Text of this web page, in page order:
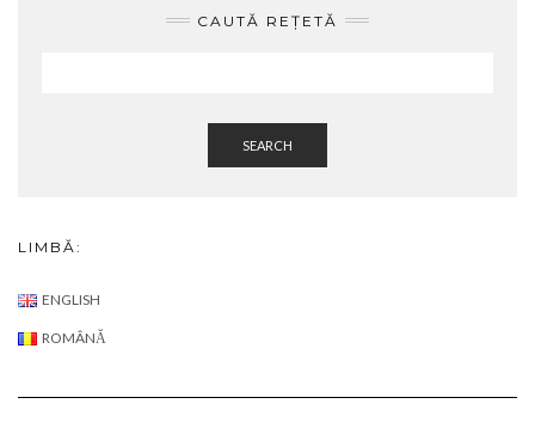
CAUTĂ REȚETĂ
SEARCH
LIMBĂ:
ENGLISH
ROMÂNĂ